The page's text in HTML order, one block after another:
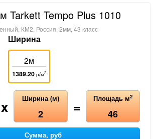
Tarkett Tempo Plus 1010
КМ2, Россия, 2мм, 43 класс
Ширина
2м
1389.20 р/м2
x Ширина (м)
2 = Площадь м2
46
Сумма, руб